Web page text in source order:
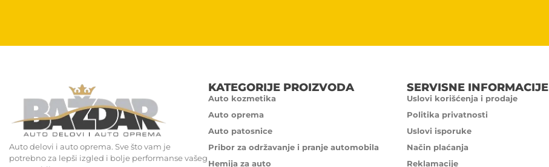
Auto delovi i auto oprema. Sve što vam je
potrebno za lepši izgled i bolje performanse vašeg
KATEGORIJE PROIZVODA
Auto kozmetika
Auto oprema
Auto patosnice
Pribor za održavanje i pranje automobila
Hemija za auto
SERVISNE INFORMACIJE
Uslovi korišćenja i prodaje
Politika privatnosti
Uslovi isporuke
Način plaćanja
Reklamacije